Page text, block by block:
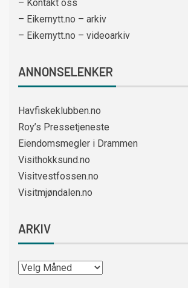
– Kontakt oss
– Eikernytt.no – arkiv
– Eikernytt.no – videoarkiv
ANNONSELENKER
Havfiskeklubben.no
Roy’s Pressetjeneste
Eiendomsmegler i Drammen
Visithokksund.no
Visitvestfossen.no
Visitmjøndalen.no
ARKIV